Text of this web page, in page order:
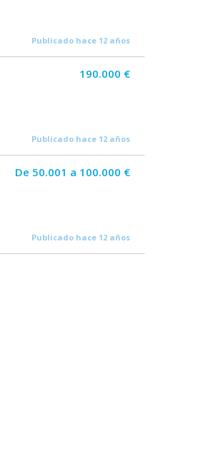
Publicado hace 12 años
190.000 €
Publicado hace 12 años
De 50.001 a 100.000 €
Publicado hace 12 años